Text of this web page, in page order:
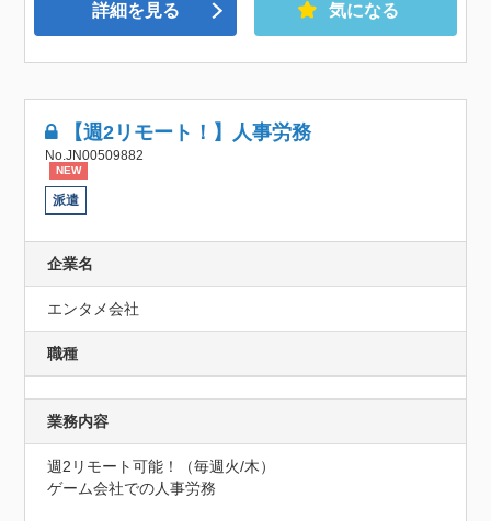
詳細を見る 気になる
【週2リモート！】人事労務
No.JN00509882
NEW
派遣
企業名
エンタメ会社
職種
業務内容
週2リモート可能！（毎週火/木）
ゲーム会社での人事労務